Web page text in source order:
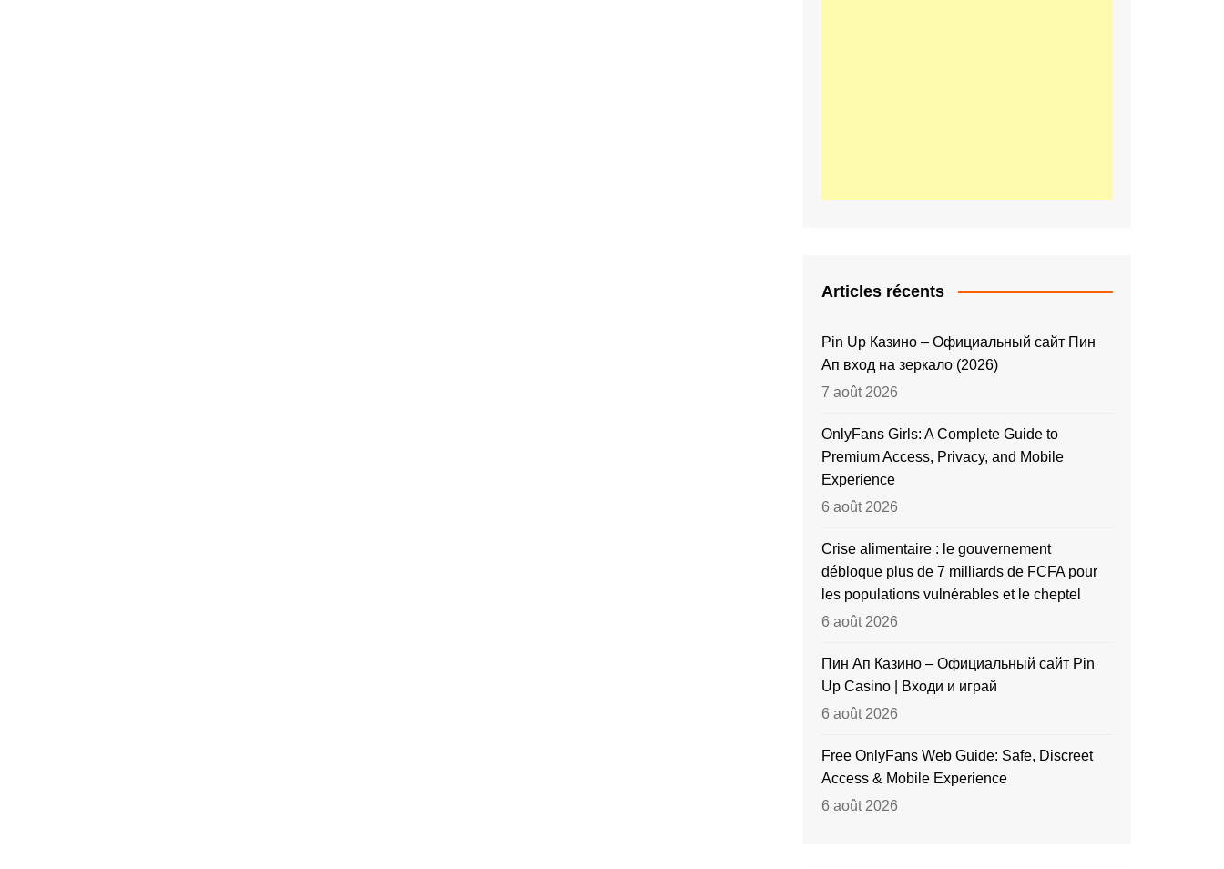
Articles récents
Pin Up Казино – Официальный сайт Пин
Ап вход на зеркало (2026)
7 août 2026
OnlyFans Girls: A Complete Guide to
Premium Access, Privacy, and Mobile
Experience
6 août 2026
Crise alimentaire : le gouvernement
débloque plus de 7 milliards de FCFA pour
les populations vulnérables et le cheptel
6 août 2026
Пин Ап Казино – Официальный сайт Pin
Up Casino | Входи и играй
6 août 2026
Free OnlyFans Web Guide: Safe, Discreet
Access & Mobile Experience
6 août 2026